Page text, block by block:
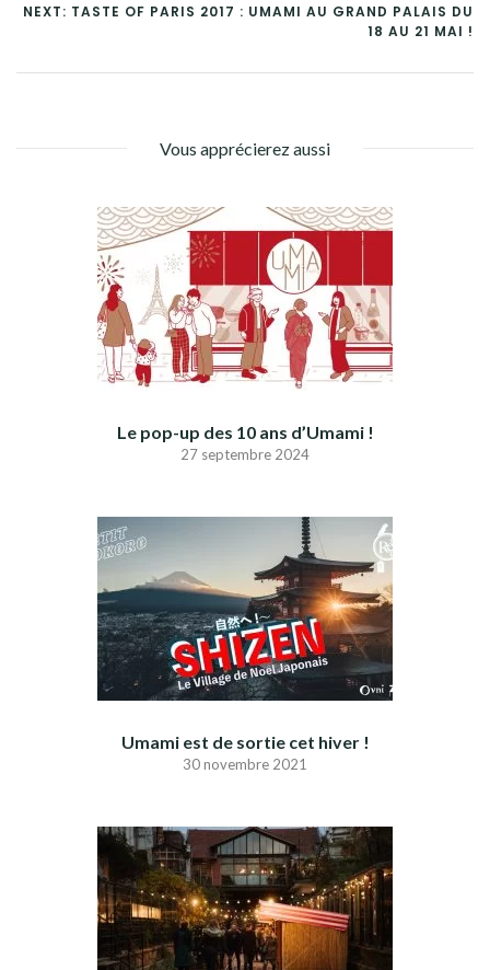
NEXT: TASTE OF PARIS 2017 : UMAMI AU GRAND PALAIS DU
18 AU 21 MAI !
Vous apprécierez aussi
Le pop-up des 10 ans d’Umami !
27 septembre 2024
Umami est de sortie cet hiver !
30 novembre 2021